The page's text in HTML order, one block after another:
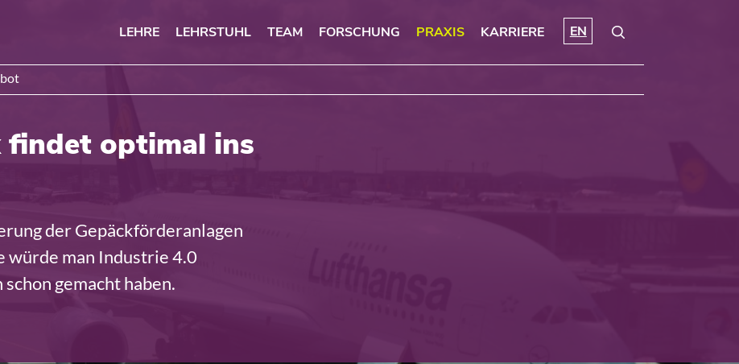
EN
LEHRE LEHRSTUHL TEAM FORSCHUNG PRAXIS KARRIERE
findet optimal ins
der Gepäckförderanlagen
würde man Industrie 4.0
gemacht haben.